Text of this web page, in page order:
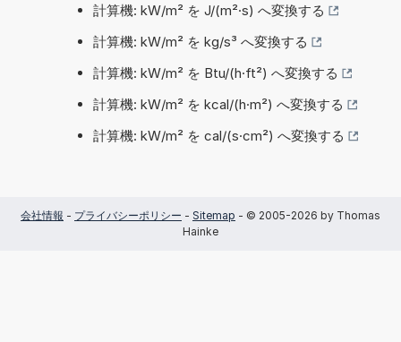
計算機: kW/m² を J/(m²·s) へ変換する
計算機: kW/m² を kg/s³ へ変換する
計算機: kW/m² を Btu/(h·ft²) へ変換する
計算機: kW/m² を kcal/(h·m²) へ変換する
計算機: kW/m² を cal/(s·cm²) へ変換する
会社情報 - プライバシーポリシー - Sitemap - © 2005-2026 by Thomas
Hainke